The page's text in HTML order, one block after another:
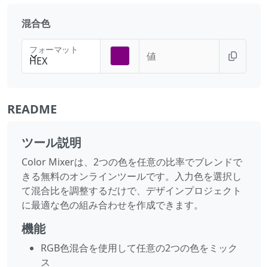
混合色
HEX
フォーマット
値
README
ツール説明
Color Mixerは、2つの色を任意の比率でブレンドで
きる無料のオンラインツールです。入力色を選択し
て混合比を調整するだけで、デザインプロジェクト
に最適な色の組み合わせを作成できます。
機能
RGB色混合を使用して任意の2つの色をミック
ス